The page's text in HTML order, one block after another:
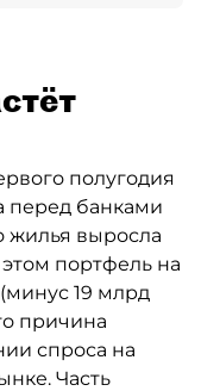
полугодия
перед банками
жилья выросла
портфель на
19 млрд
причина
спроса на
Часть